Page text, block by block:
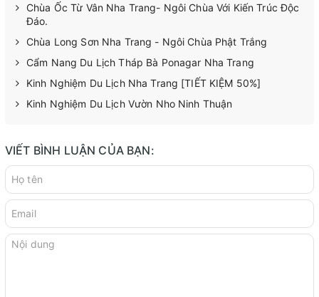
Chùa Ốc Từ Vân Nha Trang- Ngôi Chùa Với Kiến Trúc Độc
Đáo.
Chùa Long Sơn Nha Trang - Ngôi Chùa Phật Trắng
Cẩm Nang Du Lịch Tháp Bà Ponagar Nha Trang
Kinh Nghiệm Du Lịch Nha Trang [TIẾT KIỆM 50%]
Kinh Nghiệm Du Lịch Vườn Nho Ninh Thuận
VIẾT BÌNH LUẬN CỦA BẠN: